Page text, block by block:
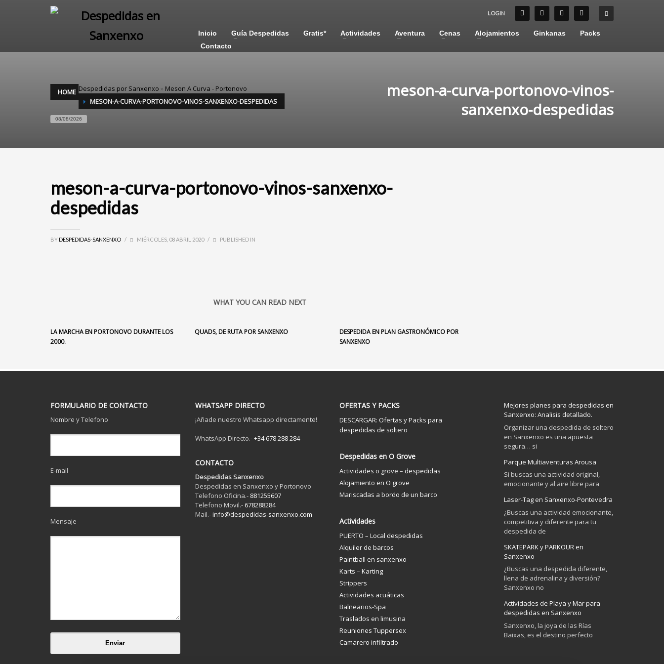
LOGIN
Inicio Guía Despedidas Gratis* Actividades Aventura Cenas Alojamientos Ginkanas
Packs
Contacto
HOME Despedidas por Sanxenxo » Meson A Curva - Portonovo
MESON-A-CURVA-PORTONOVO-VINOS-SANXENXO-DESPEDIDAS
08/08/2026
meson-a-curva-portonovo-vinos-
sanxenxo-despedidas
meson-a-curva-portonovo-vinos-sanxenxo-
despedidas
BY DESPEDIDAS-SANXENXO / MIÉRCOLES, 08 ABRIL 2020 / PUBLISHED IN
WHAT YOU CAN READ NEXT
LA MARCHA EN PORTONOVO DURANTE LOS
2000.
QUADS, DE RUTA POR SANXENXO
DESPEDIDA EN PLAN GASTRONÓMICO POR
SANXENXO
FORMULARIO DE CONTACTO
Nombre y Telefono
E-mail
Mensaje
WHATSAPP DIRECTO
¡Añade nuestro Whatsapp directamente!
WhatsApp Directo.-+34 678 288 284
CONTACTO
Despedidas Sanxenxo
Despedidas en Sanxenxo y Portonovo
Telefono Oficina.- 881255607
Telefono Movil.- 678288284
Mail.-info@despedidas-sanxenxo.com
OFERTAS Y PACKS
DESCARGAR: Ofertas y Packs para
despedidas de soltero
Despedidas en O Grove
Actividades o grove – despedidas
Alojamiento en O grove
Mariscadas a bordo de un barco
Actividades
PUERTO – Local despedidas
Alquiler de barcos
Paintball en sanxenxo
Karts – Karting
Strippers
Actividades acuáticas
Balnearios-Spa
Traslados en limusina
Reuniones Tuppersex
Camarero infiltrado
Mejores planes para despedidas en
Sanxenxo: Analisis detallado.
Organizar una despedida de soltero
en Sanxenxo es una apuesta
segura… si
Parque Multiaventuras Arousa
Si buscas una actividad original,
emocionante y al aire libre para
Laser-Tag en Sanxenxo-Pontevedra
¿Buscas una actividad emocionante,
competitiva y diferente para tu
despedida de
SKATEPARK y PARKOUR en
Sanxenxo
¿Buscas una despedida diferente,
llena de adrenalina y diversión?
Sanxenxo no
Actividades de Playa y Mar para
despedidas en Sanxenxo
Sanxenxo, la joya de las Rías
Baixas, es el destino perfecto